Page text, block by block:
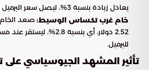
يعادل زيادة بنسبة 3%، ليصل سعر البرميل إلى 98.48 دولاراً.
خام غرب تكساس الوسيط: صعد الخام
للبرميل.
تأثير المشهد الجيوسياسي على